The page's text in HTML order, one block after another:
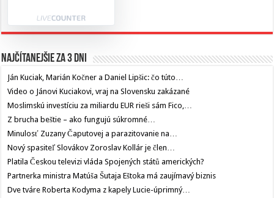
Najčítanejšie za 3 dni
Ján Kuciak, Marián Kočner a Daniel Lipšic: čo túto…
Video o Jánovi Kuciakovi, vraj na Slovensku zakázané
Moslimskú investíciu za miliardu EUR rieši sám Fico,…
Z brucha beštie – ako fungujú súkromné…
Minulosť Zuzany Čaputovej a parazitovanie na…
Nový spasiteľ Slovákov Zoroslav Kollár je člen…
Platila Českou televizi vláda Spojených států amerických?
Partnerka ministra Matúša Šutaja Eštoka má zaujímavý biznis
Dve tváre Roberta Kodyma z kapely Lucie-úprimný…